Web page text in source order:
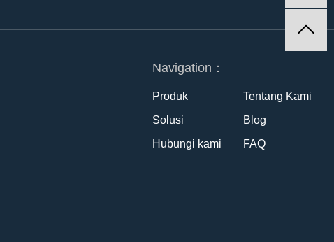
Navigation：
Produk
Tentang Kami
Solusi
Blog
Hubungi kami
FAQ